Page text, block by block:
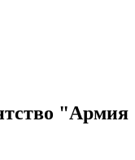
"Армия